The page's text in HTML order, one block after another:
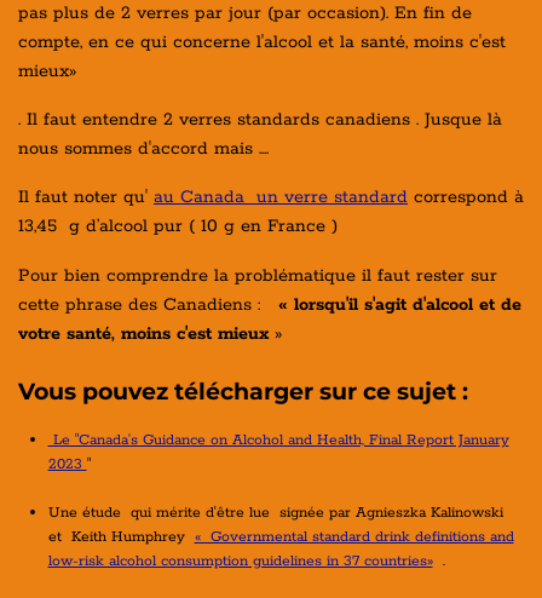
pas plus de 2 verres par jour (par occasion). En fin de
compte, en ce qui concerne l'alcool et la santé, moins c'est
mieux»
. Il faut entendre 2 verres standards canadiens . Jusque là
nous sommes d'accord mais ....
Il faut noter qu' au Canada un verre standard correspond à
13,45 g d’alcool pur ( 10 g en France )
Pour bien comprendre la problématique il faut rester sur
cette phrase des Canadiens :
« lorsqu'il s'agit d'alcool et de
votre santé, moins c'est mieux»
Vous pouvez télécharger sur ce sujet :
Le "Canada’s Guidance on Alcohol and Health, Final Report January
2023 "
Une étude qui mérite d'être lue signée par Agnieszka Kalinowski
et Keith Humphrey « Governmental standard drink definitions and
low-risk alcohol consumption guidelines in 37 countries».